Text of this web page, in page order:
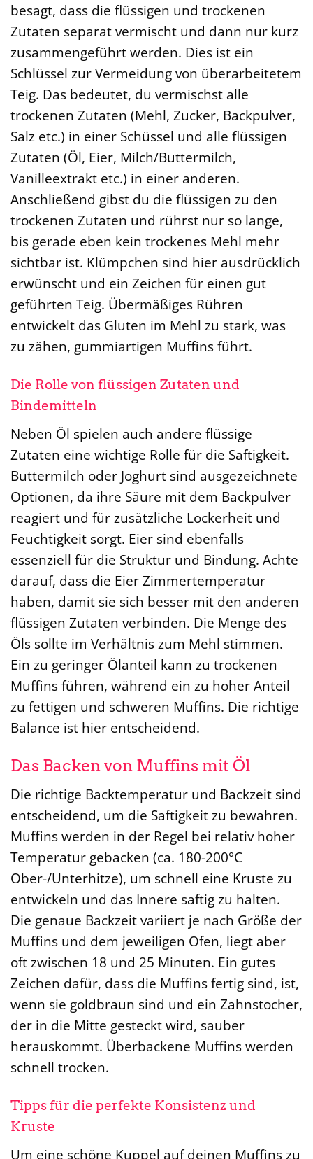
besagt, dass die flüssigen und trockenen
Zutaten separat vermischt und dann nur kurz
zusammengeführt werden. Dies ist ein
Schlüssel zur Vermeidung von überarbeitetem
Teig. Das bedeutet, du vermischst alle
trockenen Zutaten (Mehl, Zucker, Backpulver,
Salz etc.) in einer Schüssel und alle flüssigen
Zutaten (Öl, Eier, Milch/Buttermilch,
Vanilleextrakt etc.) in einer anderen.
Anschließend gibst du die flüssigen zu den
trockenen Zutaten und rührst nur so lange,
bis gerade eben kein trockenes Mehl mehr
sichtbar ist. Klümpchen sind hier ausdrücklich
erwünscht und ein Zeichen für einen gut
geführten Teig. Übermäßiges Rühren
entwickelt das Gluten im Mehl zu stark, was
zu zähen, gummiartigen Muffins führt.
Die Rolle von flüssigen Zutaten und
Bindemitteln
Neben Öl spielen auch andere flüssige
Zutaten eine wichtige Rolle für die Saftigkeit.
Buttermilch oder Joghurt sind ausgezeichnete
Optionen, da ihre Säure mit dem Backpulver
reagiert und für zusätzliche Lockerheit und
Feuchtigkeit sorgt. Eier sind ebenfalls
essenziell für die Struktur und Bindung. Achte
darauf, dass die Eier Zimmertemperatur
haben, damit sie sich besser mit den anderen
flüssigen Zutaten verbinden. Die Menge des
Öls sollte im Verhältnis zum Mehl stimmen.
Ein zu geringer Ölanteil kann zu trockenen
Muffins führen, während ein zu hoher Anteil
zu fettigen und schweren Muffins. Die richtige
Balance ist hier entscheidend.
Das Backen von Muffins mit Öl
Die richtige Backtemperatur und Backzeit sind
entscheidend, um die Saftigkeit zu bewahren.
Muffins werden in der Regel bei relativ hoher
Temperatur gebacken (ca. 180-200°C
Ober-/Unterhitze), um schnell eine Kruste zu
entwickeln und das Innere saftig zu halten.
Die genaue Backzeit variiert je nach Größe der
Muffins und dem jeweiligen Ofen, liegt aber
oft zwischen 18 und 25 Minuten. Ein gutes
Zeichen dafür, dass die Muffins fertig sind, ist,
wenn sie goldbraun sind und ein Zahnstocher,
der in die Mitte gesteckt wird, sauber
herauskommt. Überbackene Muffins werden
schnell trocken.
Tipps für die perfekte Konsistenz und
Kruste
Um eine schöne Kuppel auf deinen Muffins zu